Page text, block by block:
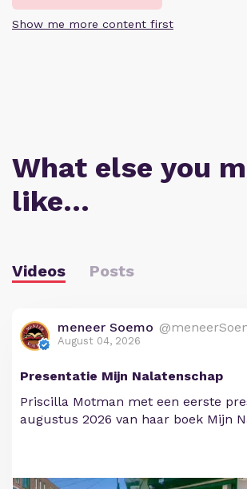
Show me more content first
What else you
like…
Videos Posts
meneer Soemo
August 04, 2026
Presentatie Mijn Nalatenschap
Priscilla Motman met een eerste
augustus 2026 van haar boek Mijn